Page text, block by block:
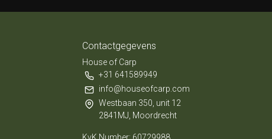
Contactgegevens
House of Carp
+31 641589949
info@houseofcarp.com
Westbaan 350, unit 12
2841MJ, Moordrecht